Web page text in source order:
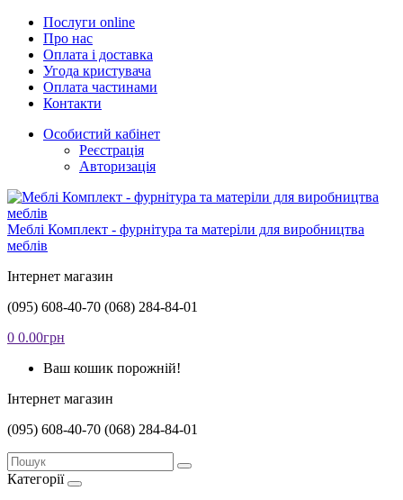
Послуги online
Про нас
Оплата і доставка
Угода кристувача
Оплата частинами
Контакти
Особистий кабінет
Реєстрація
Авторизація
Меблі Комплект - фурнітура та матеріли для виробництва
меблів
Інтернет магазин
(095) 608-40-70 (068) 284-84-01
0 0.00грн
Ваш кошик порожній!
Інтернет магазин
(095) 608-40-70 (068) 284-84-01
Категорії